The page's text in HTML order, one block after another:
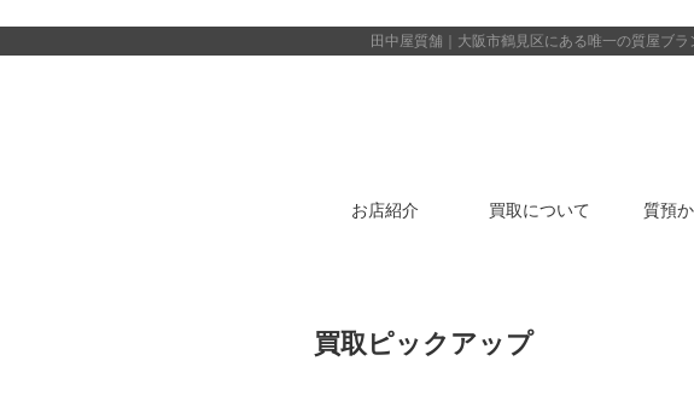
田中屋質舗｜大阪市鶴見区にある唯一の質屋ブラ
お店紹介 買取について 質預
買取ピックアップ